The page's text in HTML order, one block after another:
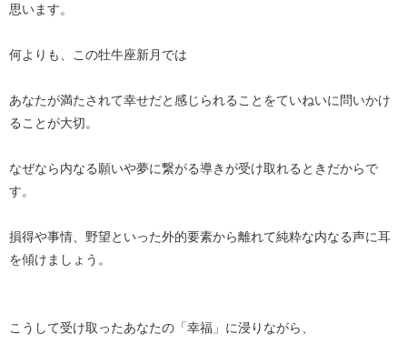
思います。
何よりも、この牡牛座新月では
あなたが満たされて幸せだと感じられることをていねいに問いかけ
ることが大切。
なぜなら内なる願いや夢に繋がる導きが受け取れるときだからで
す。
損得や事情、野望といった外的要素から離れて純粋な内なる声に耳
を傾けましょう。
こうして受け取ったあなたの「幸福」に浸りながら、